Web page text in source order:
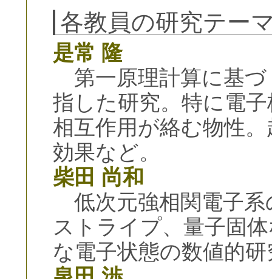
各教員の研究テー
是常 隆
第一原理計算に基づ
指した研究。特に電
相互作用が絡む物性
効果など。
柴田 尚和
低次元強相関電子系
ストライプ、量子固
な電子状態の数値的研